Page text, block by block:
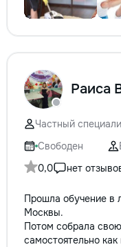
Раиса
Частный
Свободен
0,0
нет
Прошла обучение в
Москвы.
Потом собрала
самостоятельно